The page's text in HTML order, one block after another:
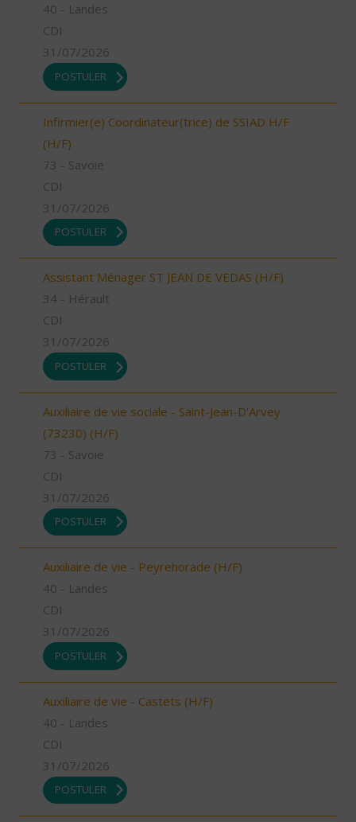
40 - Landes
CDI
31/07/2026
POSTULER
Infirmier(e) Coordinateur(trice) de SSIAD H/F
(H/F)
73 - Savoie
CDI
31/07/2026
POSTULER
Assistant Ménager ST JEAN DE VEDAS (H/F)
34 - Hérault
CDI
31/07/2026
POSTULER
Auxiliaire de vie sociale - Saint-Jean-D'Arvey
(73230) (H/F)
73 - Savoie
CDI
31/07/2026
POSTULER
Auxiliaire de vie - Peyrehorade (H/F)
40 - Landes
CDI
31/07/2026
POSTULER
Auxiliaire de vie - Castets (H/F)
40 - Landes
CDI
31/07/2026
POSTULER